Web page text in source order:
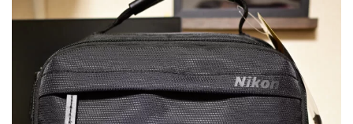
Xiaomi Pad 6 Xperia1VI Z-1
Z6II Z9 Z30 Z50II Zf Zfc
ZV-1 II α1 II α7CR α6700 フィルムカメラ
フォクトレンダー ライカIIf ライカM4 ライカM10